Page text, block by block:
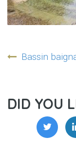
l’article
Bassin
DID YOU